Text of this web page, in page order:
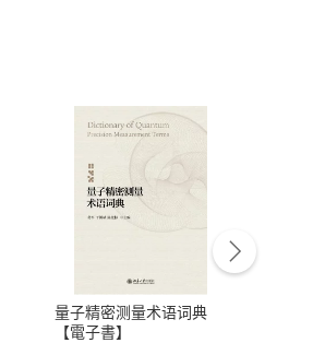
到週五 10:00-12:00、
定假日及例假日休息)
1857077
量子精密测量术语词典
【電子書】